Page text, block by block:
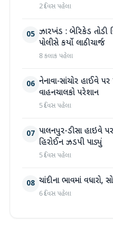
2 દિવસ પહેલા
05 ઝારખંડ : બેરિકેડ તોડી
પોલીસે કર્યો લાઠીચાર્જ
8 કલાક પહેલા
06 નેનાવા-સાંચોર હાઈવે
વાહનચાલકો પરેશાન
5 દિવસ પહેલા
07 પાલનપુર-ડીસા હાઇવે
હિરોઈન ઝડપી પાડ્યું
5 દિવસ પહેલા
08 ચાંદીના ભાવમાં
6 દિવસ પહેલા